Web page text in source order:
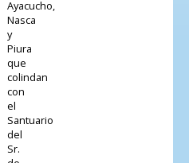
Ayacucho,
Nasca
y
Piura
que
colindan
con
el
Santuario
del
Sr.